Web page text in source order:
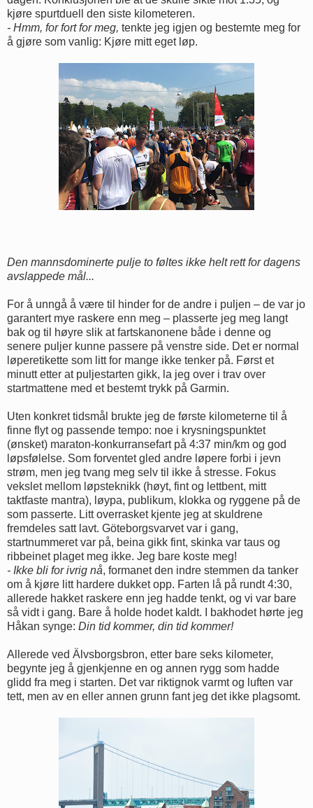
kjøre spurtduell den siste kilometeren.
- Hmm, for fort for meg, tenkte jeg igjen og bestemte meg for
å gjøre som vanlig: Kjøre mitt eget løp.
Den mannsdominerte pulje to føltes ikke helt rett for dagens
avslappede mål...
For å unngå å være til hinder for de andre i puljen – de var jo
garantert mye raskere enn meg – plasserte jeg meg langt
bak og til høyre slik at fartskanonene både i denne og
senere puljer kunne passere på venstre side. Det er normal
løperetikette som litt for mange ikke tenker på. Først et
minutt etter at puljestarten gikk, la jeg over i trav over
startmattene med et bestemt trykk på Garmin.
Uten konkret tidsmål brukte jeg de første kilometerne til å
finne flyt og passende tempo: noe i krysningspunktet
(ønsket) maraton-konkurransefart på 4:37 min/km og god
løpsfølelse. Som forventet gled andre løpere forbi i jevn
strøm, men jeg tvang meg selv til ikke å stresse. Fokus
vekslet mellom løpsteknikk (høyt, fint og lettbent, mitt
taktfaste mantra), løypa, publikum, klokka og ryggene på de
som passerte. Litt overrasket kjente jeg at skuldrene
fremdeles satt lavt. Göteborgsvarvet var i gang,
startnummeret var på, beina gikk fint, skinka var taus og
ribbeinet plaget meg ikke. Jeg bare koste meg!
- Ikke bli for ivrig nå, formanet den indre stemmen da tanker
om å kjøre litt hardere dukket opp. Farten lå på rundt 4:30,
allerede hakket raskere enn jeg hadde tenkt, og vi var bare
så vidt i gang. Bare å holde hodet kaldt. I bakhodet hørte jeg
Håkan synge: Din tid kommer, din tid kommer!
Allerede ved Älvsborgsbron, etter bare seks kilometer,
begynte jeg å gjenkjenne en og annen rygg som hadde
glidd fra meg i starten. Det var riktignok varmt og luften var
tett, men av en eller annen grunn fant jeg det ikke plagsomt.